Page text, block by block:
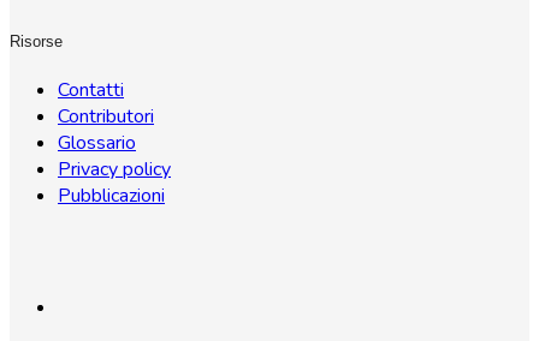
Risorse
Contatti
Contributori
Glossario
Privacy policy
Pubblicazioni